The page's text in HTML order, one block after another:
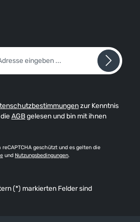
zur Kenntnis
AGBgelesen und bin mit ihnen
geschützt und es gelten die
und Nutzungsbedingungen.
(*) markierten Felder sind